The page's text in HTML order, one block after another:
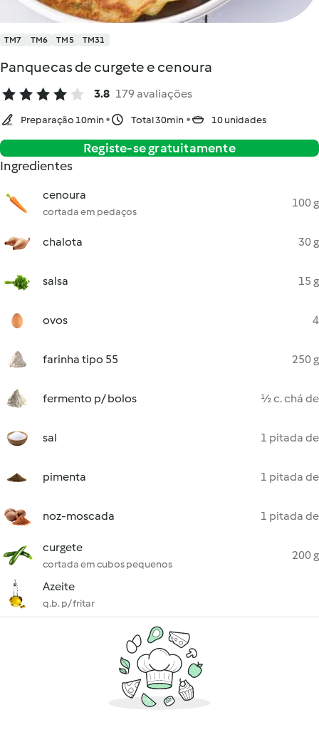
TM7 TM6 TM5 TM31
Panquecas de curgete e cenoura
3.8 179 avaliações
Preparação 10min Total 30min 10 unidades
Registe-se gratuitamente
Ingredientes
cenoura
cortada em pedaços
100 g
chalota 30 g
salsa 15 g
ovos 4
farinha tipo 55 250 g
fermento p/ bolos ½ c. chá de
sal 1 pitada de
pimenta 1 pitada de
noz-moscada 1 pitada de
curgete
cortada em cubos pequenos
200 g
Azeite
q.b. p/ fritar